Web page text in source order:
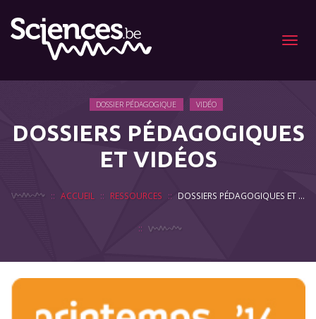
Menu
DOSSIER PÉDAGOGIQUE VIDÉO
DOSSIERS PÉDAGOGIQUES
ET VIDÉOS
ACCUEIL RESSOURCES DOSSIERS PÉDAGOGIQUES ET VIDÉOS